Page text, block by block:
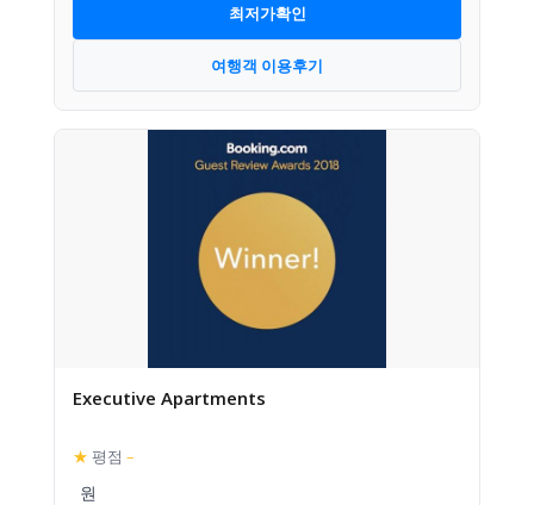
최저가확인
여행객 이용후기
Executive Apartments
★ 평점 –